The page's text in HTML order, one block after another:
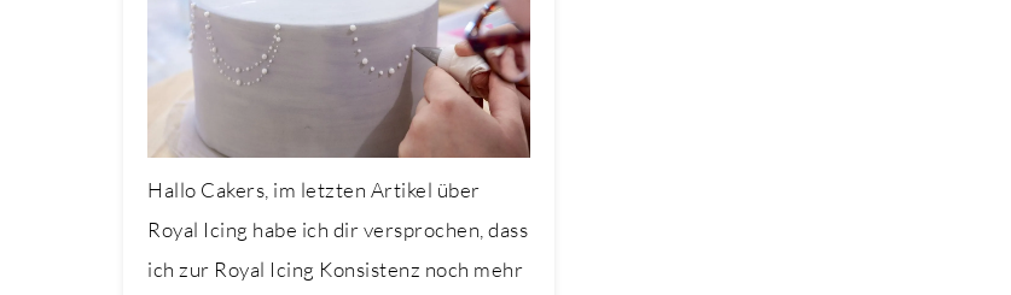
Hallo Cakers, im letzten Artikel über
Royal Icing habe ich dir versprochen, dass
ich zur Royal Icing Konsistenz noch mehr